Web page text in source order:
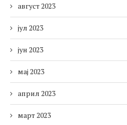
август 2023
јул 2023
јун 2023
мај 2023
април 2023
март 2023